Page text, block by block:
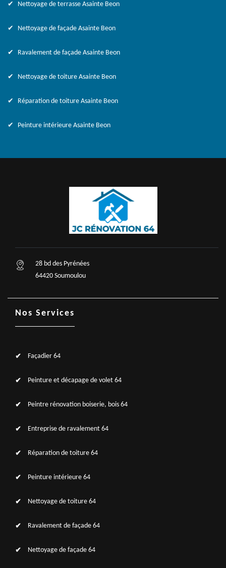
Nettoyage de terrasse Asainte Beon
Nettoyage de façade Asainte Beon
Ravalement de façade Asainte Beon
Nettoyage de toiture Asainte Beon
Réparation de toiture Asainte Beon
Peinture intérieure Asainte Beon
28 bd des Pyrénées
64420 Soumoulou
Nos Services
Façadier 64
Peinture et décapage de volet 64
Peintre rénovation boiserie, bois 64
Entreprise de ravalement 64
Réparation de toiture 64
Peinture intérieure 64
Nettoyage de toiture 64
Ravalement de façade 64
Nettoyage de façade 64